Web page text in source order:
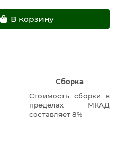
В корзину
Сборка
Стоимость сборки в
пределах МКАД
составляет 8%